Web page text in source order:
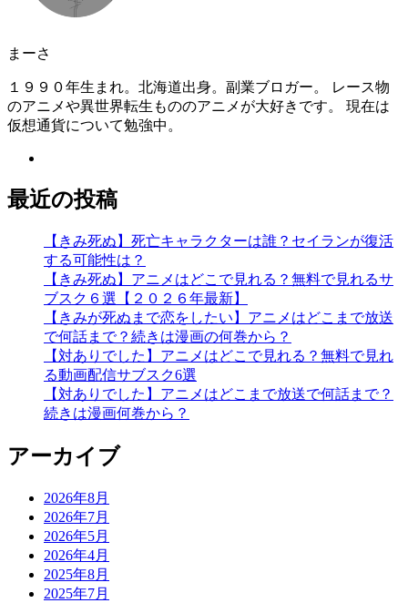
まーさ
１９９０年生まれ。北海道出身。副業ブロガー。 レース物
のアニメや異世界転生もののアニメが大好きです。 現在は
仮想通貨について勉強中。
最近の投稿
【きみ死ぬ】死亡キャラクターは誰？セイランが復活
する可能性は？
【きみ死ぬ】アニメはどこで見れる？無料で見れるサ
ブスク６選【２０２６年最新】
【きみが死ぬまで恋をしたい】アニメはどこまで放送
で何話まで？続きは漫画の何巻から？
【対ありでした】アニメはどこで見れる？無料で見れ
る動画配信サブスク6選
【対ありでした】アニメはどこまで放送で何話まで？
続きは漫画何巻から？
アーカイブ
2026年8月
2026年7月
2026年5月
2026年4月
2025年8月
2025年7月